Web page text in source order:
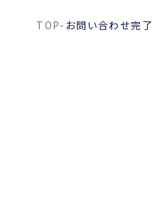
TOP- お問い合わせ完了